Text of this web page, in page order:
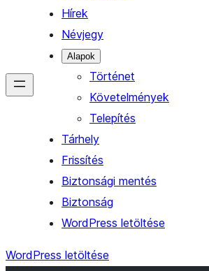
Hírek
Névjegy
Alapok
Történet
Követelmények
Telepítés
Tárhely
Frissítés
Biztonsági mentés
Biztonság
WordPress letöltése
WordPress letöltése